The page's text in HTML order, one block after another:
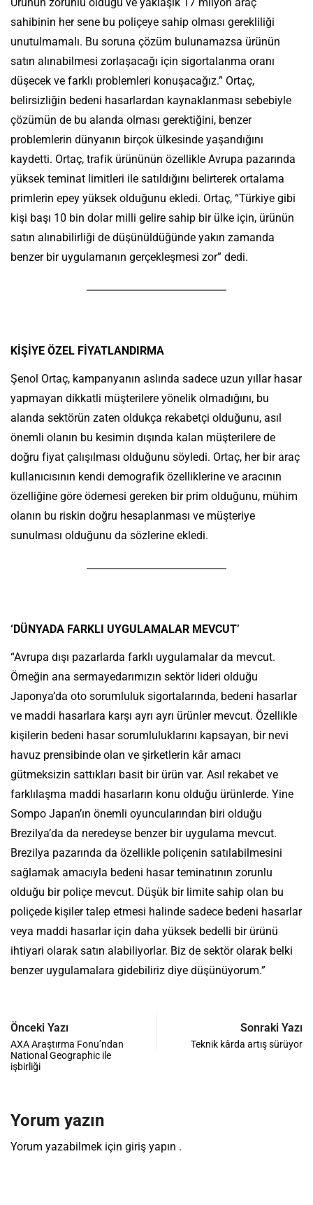
sahibinin her sene bu poliçeye sahip olması gerekliliği
unutulmamalı. Bu soruna çözüm bulunamazsa ürünün
satın alınabilmesi zorlaşacağı için sigortalanma oranı
düşecek ve farklı problemleri konuşacağız.” Ortaç,
belirsizliğin bedeni hasarlardan kaynaklanması sebebiyle
çözümün de bu alanda olması gerektiğini, benzer
problemlerin dünyanın birçok ülkesinde yaşandığını
kaydetti. Ortaç, trafik ürününün özellikle Avrupa pazarında
yüksek teminat limitleri ile satıldığını belirterek ortalama
primlerin epey yüksek olduğunu ekledi. Ortaç, “Türkiye gibi
kişi başı 10 bin dolar milli gelire sahip bir ülke için, ürünün
satın alınabilirliği de düşünüldüğünde yakın zamanda
benzer bir uygulamanın gerçekleşmesi zor” dedi.
KİŞİYE ÖZEL FİYATLANDIRMA
Şenol Ortaç, kampanyanın aslında sadece uzun yıllar hasar
yapmayan dikkatli müşterilere yönelik olmadığını, bu
alanda sektörün zaten oldukça rekabetçi olduğunu, asıl
önemli olanın bu kesimin dışında kalan müşterilere de
doğru fiyat çalışılması olduğunu söyledi. Ortaç, her bir araç
kullanıcısının kendi demografik özelliklerine ve aracının
özelliğine göre ödemesi gereken bir prim olduğunu, mühim
olanın bu riskin doğru hesaplanması ve müşteriye
sunulması olduğunu da sözlerine ekledi.
‘DÜNYADA FARKLI UYGULAMALAR MEVCUT’
“Avrupa dışı pazarlarda farklı uygulamalar da mevcut.
Örneğin ana sermayedarımızın sektör lideri olduğu
Japonya’da oto sorumluluk sigortalarında, bedeni hasarlar
ve maddi hasarlara karşı ayrı ayrı ürünler mevcut. Özellikle
kişilerin bedeni hasar sorumluluklarını kapsayan, bir nevi
havuz prensibinde olan ve şirketlerin kâr amacı
gütmeksizin sattıkları basit bir ürün var. Asıl rekabet ve
farklılaşma maddi hasarların konu olduğu ürünlerde. Yine
Sompo Japan’ın önemli oyuncularından biri olduğu
Brezilya’da da neredeyse benzer bir uygulama mevcut.
Brezilya pazarında da özellikle poliçenin satılabilmesini
sağlamak amacıyla bedeni hasar teminatının zorunlu
olduğu bir poliçe mevcut. Düşük bir limite sahip olan bu
poliçede kişiler talep etmesi halinde sadece bedeni hasarlar
veya maddi hasarlar için daha yüksek bedelli bir ürünü
ihtiyari olarak satın alabiliyorlar. Biz de sektör olarak belki
benzer uygulamalara gidebiliriz diye düşünüyorum.”
Önceki Yazı
AXA Araştırma Fonu’ndan
National Geographic ile
işbirliği
Sonraki Yazı
Teknik kârda artış sürüyor
Yorum yazın
Yorum yazabilmek için giriş yapın .